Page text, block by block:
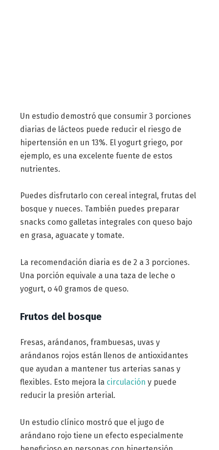
Un estudio demostró que consumir 3 porciones
diarias de lácteos puede reducir el riesgo de
hipertensión en un 13%. El yogurt griego, por
ejemplo, es una excelente fuente de estos
nutrientes.
Puedes disfrutarlo con cereal integral, frutas del
bosque y nueces. También puedes preparar
snacks como galletas integrales con queso bajo
en grasa, aguacate y tomate.
La recomendación diaria es de 2 a 3 porciones.
Una porción equivale a una taza de leche o
yogurt, o 40 gramos de queso.
Frutos del bosque
Fresas, arándanos, frambuesas, uvas y
arándanos rojos están llenos de antioxidantes
que ayudan a mantener tus arterias sanas y
flexibles. Esto mejora la circulación y puede
reducir la presión arterial.
Un estudio clínico mostró que el jugo de
arándano rojo tiene un efecto especialmente